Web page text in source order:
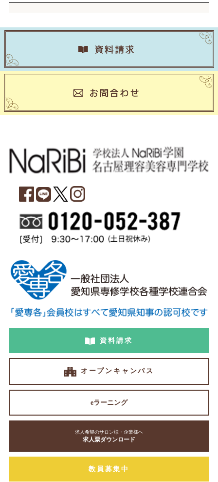
資料請求
オープンキャンパス
eラーニング
求人希望のサロン様・企業様へ
求人票ダウンロード
教員募集中